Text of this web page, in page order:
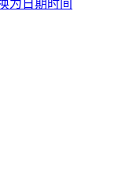
为日期时间